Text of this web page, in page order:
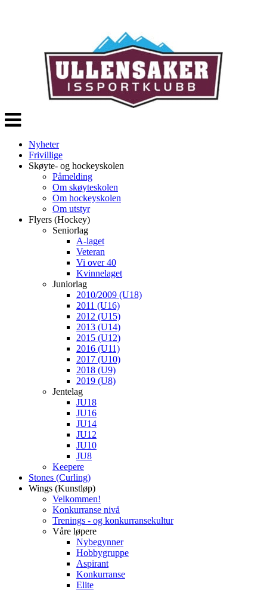
Veksle
navigasjon
Nyheter
Frivillige
Skøyte- og hockeyskolen
Påmelding
Om skøyteskolen
Om hockeyskolen
Om utstyr
Flyers (Hockey)
Seniorlag
A-laget
Veteran
Vi over 40
Kvinnelaget
Juniorlag
2010/2009 (U18)
2011 (U16)
2012 (U15)
2013 (U14)
2015 (U12)
2016 (U11)
2017 (U10)
2018 (U9)
2019 (U8)
Jentelag
JU18
JU16
JU14
JU12
JU10
JU8
Keepere
Stones (Curling)
Wings (Kunstløp)
Velkommen!
Konkurranse nivå
Trenings - og konkurransekultur
Våre løpere
Nybegynner
Hobbygruppe
Aspirant
Konkurranse
Elite